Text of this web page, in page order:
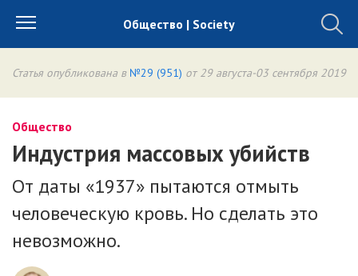
Общество | Society
Статья опубликована в №29 (951) от 29 августа-03 сентября 2019
Общество
Индустрия массовых убийств
От даты «1937» пытаются отмыть
человеческую кровь. Но сделать это
невозможно.